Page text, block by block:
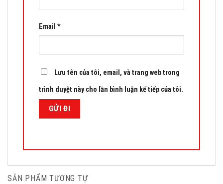
Email *
Lưu tên của tôi, email, và trang web trong
trình duyệt này cho lần bình luận kế tiếp của tôi.
SẢN PHẨM TƯƠNG TỰ